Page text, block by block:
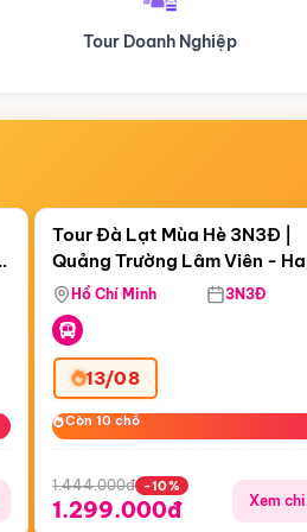
Du lịch Hành Hương
Còn05 ngày 14:43:17
Tour Đà Lạt Mùa Hè 3N3Đ |
Quảng Trường Lâm Viên -
Hill - Puppy Farm
Hồ Chí Minh 3N3Đ
13/08
Còn 10 chỗ
Còn 10 chỗ
1.444.000đ -10%
1.299.000đ Xem